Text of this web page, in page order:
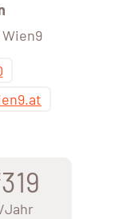
319
/Jahr